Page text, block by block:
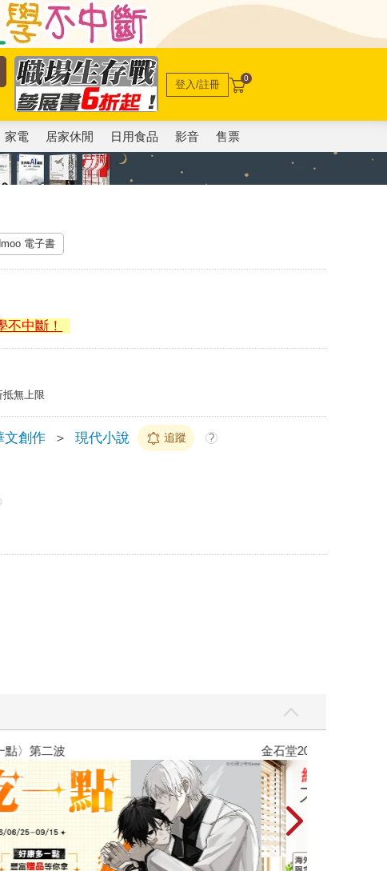
登入/註冊 0
家電 居家休閒 日用食品 影音 售票
電子書
不中斷！
抵無上限
文創作 ＞ 現代小說 追蹤 ?
吃一點〉第二波 金石堂2026海